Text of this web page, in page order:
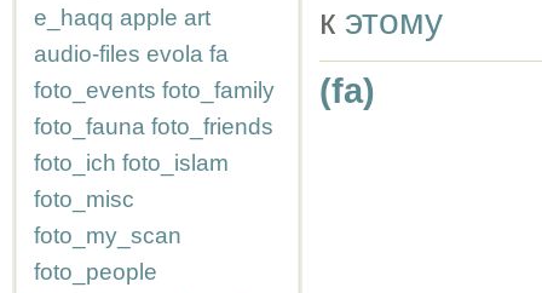
e_haqq apple art
audio-files evola fa
foto_events foto_family
foto_fauna foto_friends
foto_ich foto_islam
foto_misc
foto_my_scan
foto_people
к этому
(fa)